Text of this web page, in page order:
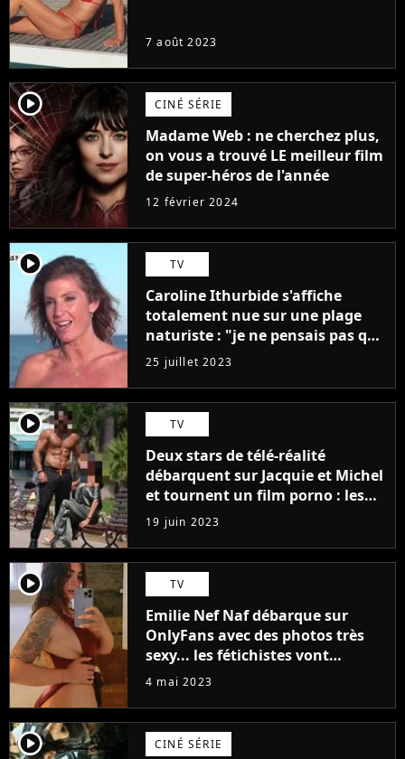
7 août 2023
player2 CINÉ SÉRIE
Madame Web : ne cherchez plus,
on vous a trouvé LE meilleur film
de super-héros de l'année
12 février 2024
player2 TV
Caroline Ithurbide s'affiche
totalement nue sur une plage
naturiste : "je ne pensais pas que
j'arriverais à le faire..."
25 juillet 2023
player2 TV
Deux stars de télé-réalité
débarquent sur Jacquie et Michel
et tournent un film porno : les
premières images du tournage
(exclu)
19 juin 2023
player2 TV
Emilie Nef Naf débarque sur
OnlyFans avec des photos très
sexy... les fétichistes vont
prendre leur pied !
4 mai 2023
player2 CINÉ SÉRIE